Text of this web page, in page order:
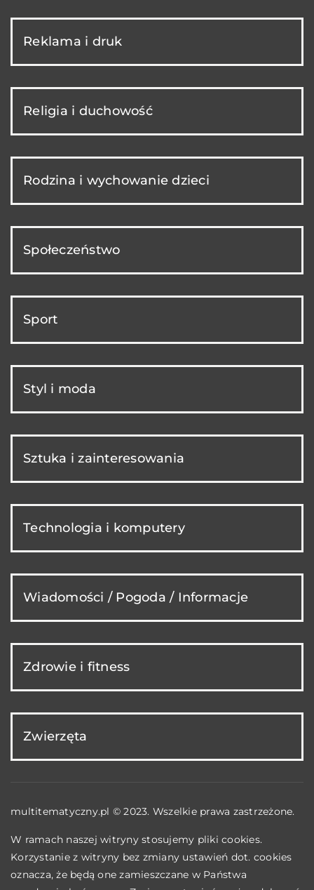
Reklama i druk
Religia i duchowość
Rodzina i wychowanie dzieci
Społeczeństwo
Sport
Styl i moda
Sztuka i zainteresowania
Technologia i komputery
Wiadomości / Pogoda / Informacje
Zdrowie i fitness
Zwierzęta
multitematyczny.pl © 2023. Wszelkie prawa zastrzeżone.
W ramach naszej witryny stosujemy pliki cookies.
Korzystanie z witryny bez zmiany ustawień dot. cookies
oznacza, że będą one zamieszczane w Państwa